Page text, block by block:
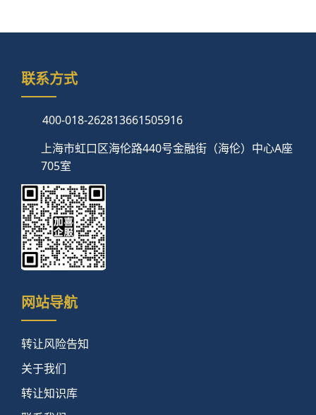
联系方式
400-018-262813661505916
上海市虹口区海伦路440号金融街（海伦）中心A座
705室
网站导航
转让风险告知
关于我们
转让知识库